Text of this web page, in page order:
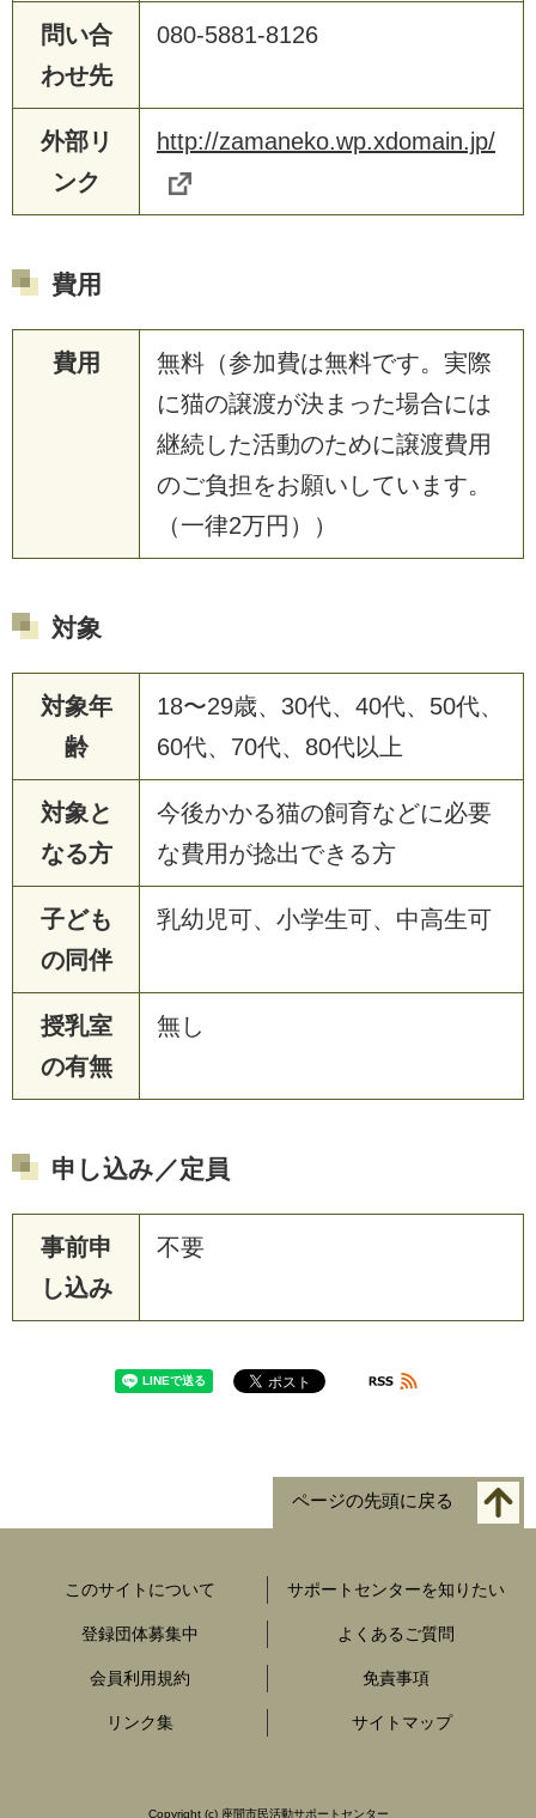
問い合
わせ先
080-5881-8126
外部リ
ンク
http://zamaneko.wp.xdomain.jp/
費用
費用
無料（参加費は無料です。実際
に猫の譲渡が決まった場合には
継続した活動のために譲渡費用
のご負担をお願いしています。
（一律2万円））
対象
対象年
齢
18〜29歳、30代、40代、50代、
60代、70代、80代以上
対象と
なる方
今後かかる猫の飼育などに必要
な費用が捻出できる方
子ども
の同伴
乳幼児可、小学生可、中高生可
授乳室
の有無
無し
申し込み／定員
事前申
し込み
不要
ページの先頭に戻る
このサイトについて サポートセンターを知りたい
登録団体募集中 よくあるご質問
会員利用規約 免責事項
リンク集 サイトマップ
Copyright (c) 座間市民活動サポートセンター